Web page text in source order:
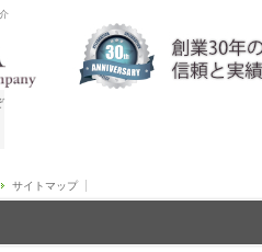
サイトマップ